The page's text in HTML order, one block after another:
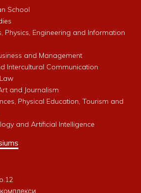
School
Physics, Engineering and Information
and Management
Intercultural Communication
and Journalism
Physical Education, Tourism and
and Artificial Intelligence